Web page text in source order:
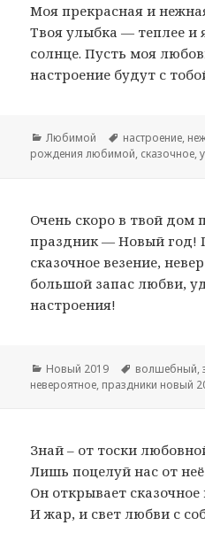
Моя прекрасная и
Твоя улыбка — теплее и
солнце. Пусть моя
настроение будут с
Рубрики
Любимой Метки
настроение,
рождения любимой, сказочное,
Очень скоро в твой дом
праздник — Новый год!
сказочное везение,
большой запас любви,
настроения!
Рубрики
Новый 2019 Метки
волшебный,
невероятное, праздники новый
Знай – от тоски
Лишь поцелуй нас от неё
Он открывает сказочное
И жар, и свет любви с